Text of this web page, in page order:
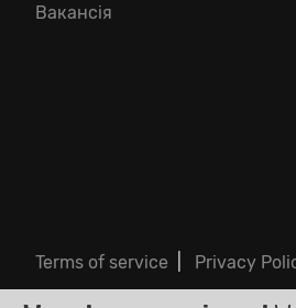
Вакансія
Terms of service Privacy